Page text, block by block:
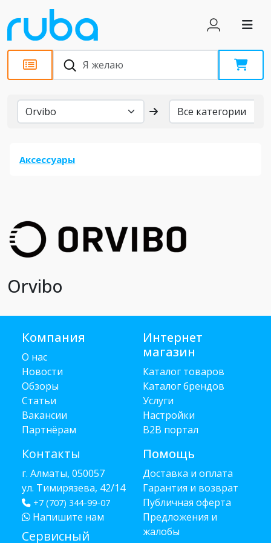
Бренды
Аксессуары
Orvibo
Компания
О нас
Новости
Обзоры
Статьи
Вакансии
Партнёрам
Контакты
г. Алматы, 050057
ул. Тимирязева, 42/14
+7 (707) 344-99-07
Напишите нам
Сервисный
Интернет
магазин
Каталог товаров
Каталог брендов
Услуги
Настройки
B2B портал
Помощь
Доставка и оплата
Гарантия и возврат
Публичная оферта
Предложения и
жалобы